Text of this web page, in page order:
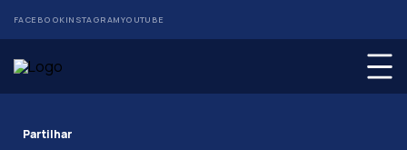
FACEBOOKINSTAGRAMYOUTUBE
Partilhar